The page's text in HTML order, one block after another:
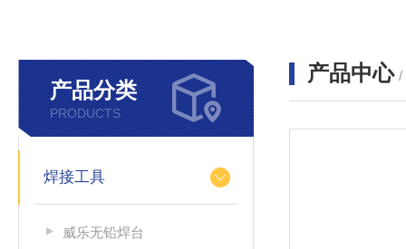
产品分类
PRODUCTS
焊接工具
威乐无铅焊台
产品中心 /